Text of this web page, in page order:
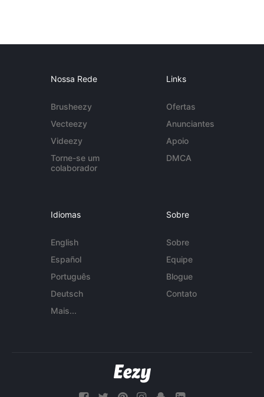
Nossa Rede
Brusheezy
Vecteezy
Videezy
Torne-se um
colaborador
Links
Ofertas
Anunciantes
Apoio
DMCA
Idiomas
English
Español
Português
Deutsch
Mais...
Sobre
Sobre
Equipe
Blogue
Contato